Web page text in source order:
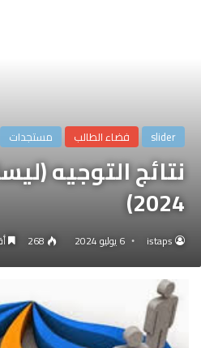
slider فضاء الطالب مستجدات
2024)
istaps 6 يوليو 2024 268